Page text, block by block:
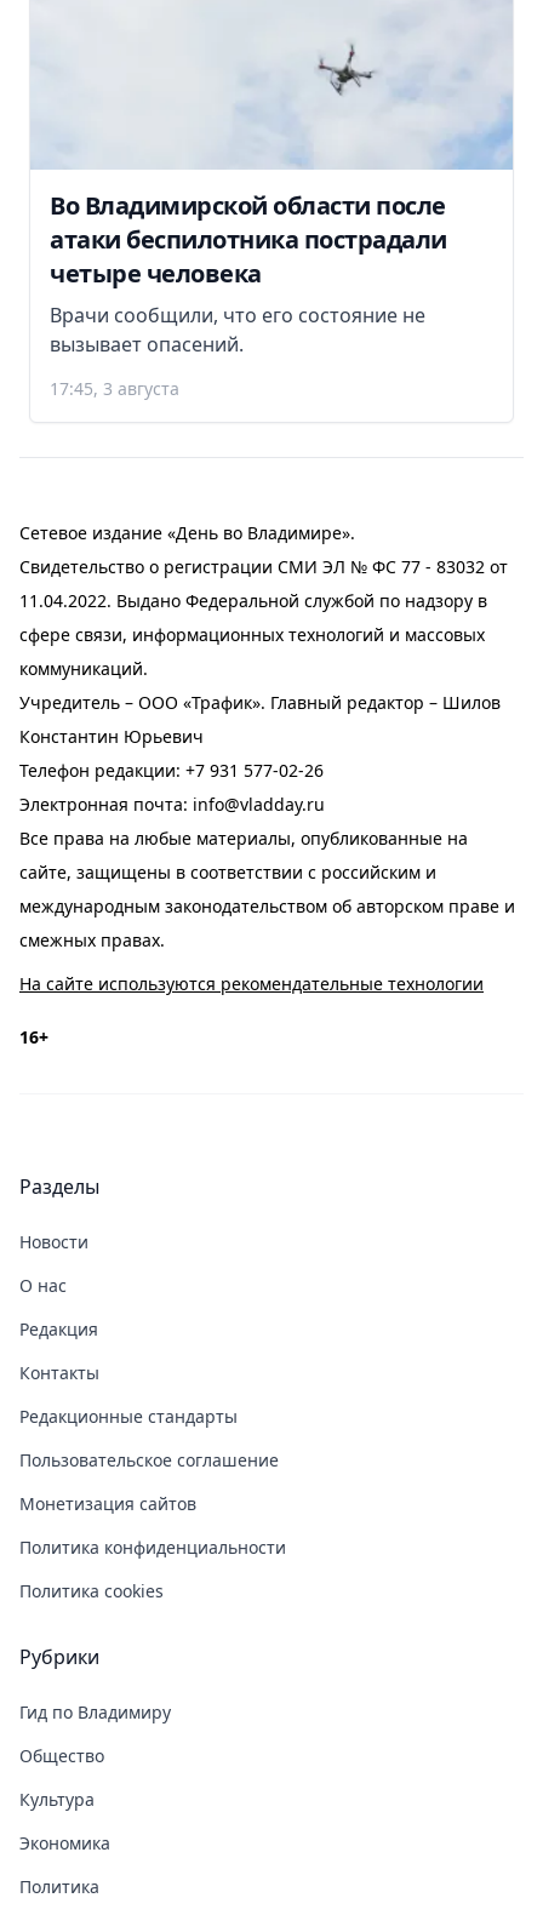
Во Владимирской области после
атаки беспилотника пострадали
четыре человека
Врачи сообщили, что его состояние не
вызывает опасений.
17:45, 3 августа
Сетевое издание «День во Владимире».
Свидетельство о регистрации СМИ ЭЛ № ФС 77 - 83032 от
11.04.2022. Выдано Федеральной службой по надзору в
сфере связи, информационных технологий и массовых
коммуникаций.
Учредитель – ООО «Трафик». Главный редактор – Шилов
Константин Юрьевич
Телефон редакции: +7 931 577-02-26
Электронная почта: info@vladday.ru
Все права на любые материалы, опубликованные на
сайте, защищены в соответствии с российским и
международным законодательством об авторском праве и
смежных правах.
На сайте используются рекомендательные технологии
16+
Разделы
Новости
О нас
Редакция
Контакты
Редакционные стандарты
Пользовательское соглашение
Монетизация сайтов
Политика конфиденциальности
Политика cookies
Рубрики
Гид по Владимиру
Общество
Культура
Экономика
Политика